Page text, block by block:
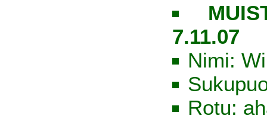
7.11.07
Nimi:
Rotu: